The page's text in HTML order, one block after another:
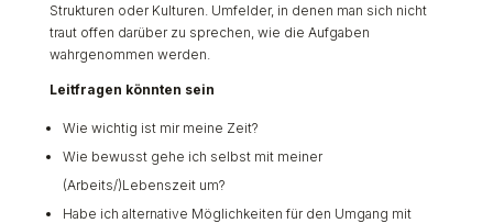
Strukturen oder Kulturen. Umfelder, in denen man sich nicht
traut offen darüber zu sprechen, wie die Aufgaben
wahrgenommen werden.
Leitfragen könnten sein
Wie wichtig ist mir meine Zeit?
Wie bewusst gehe ich selbst mit meiner
(Arbeits/)Lebenszeit um?
Habe ich alternative Möglichkeiten für den Umgang mit